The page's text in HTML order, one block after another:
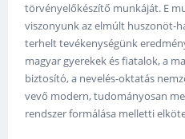
törvényelőkészítő munkáját. E
viszonyunk az elmúlt huszonöt-
terhelt tevékenységünk
magyar gyerekek és fiatalok, a
biztosító, a nevelés-oktatás
vevő modern, tudományosan
rendszer formálása melletti